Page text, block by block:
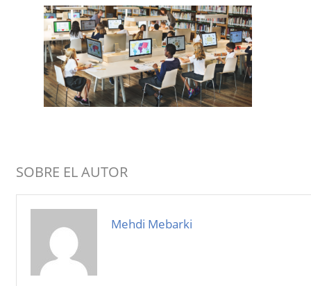
SOBRE EL AUTOR
Mehdi Mebarki